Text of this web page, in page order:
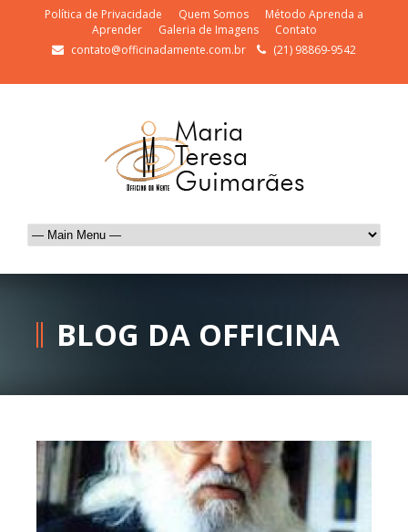
Política de Privacidade Quem Somos
Método Aprenda a
Aprender
Galeria de Imagens
Contato
contato@officinadamente.com.br
(21) 98869-9542
BLOG DA OFFICINA